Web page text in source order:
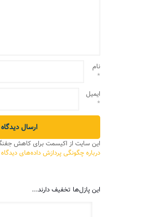
نام
*
ایمیل
*
این سایت از اکیسمت برای کاهش
درباره چگونگی پردازش داده‌های
این پازل‌ها تخفیف دارند...